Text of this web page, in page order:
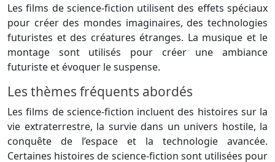
Les films de science-fiction utilisent des effets spéciaux
pour créer des mondes imaginaires, des technologies
futuristes et des créatures étranges. La musique et le
montage sont utilisés pour créer une ambiance
futuriste et évoquer le suspense.
Les thèmes fréquents abordés
Les films de science-fiction incluent des histoires sur la
vie extraterrestre, la survie dans un univers hostile, la
conquête de l’espace et la technologie avancée.
Certaines histoires de science-fiction sont utilisées pour